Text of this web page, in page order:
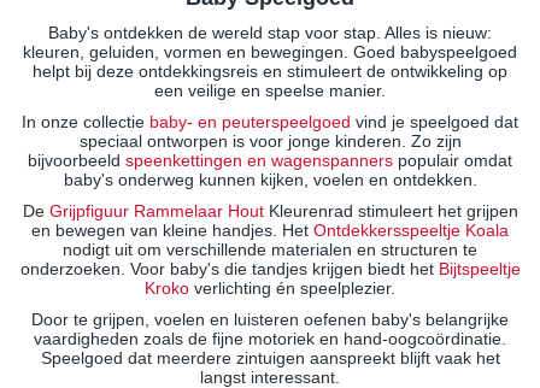
Baby's ontdekken de wereld stap voor stap. Alles is nieuw:
kleuren, geluiden, vormen en bewegingen. Goed babyspeelgoed
helpt bij deze ontdekkingsreis en stimuleert de ontwikkeling op
een veilige en speelse manier.
In onze collectie baby- en peuterspeelgoed vind je speelgoed dat
speciaal ontworpen is voor jonge kinderen. Zo zijn
bijvoorbeeld speenkettingen en wagenspanners populair omdat
baby's onderweg kunnen kijken, voelen en ontdekken.
De Grijpfiguur Rammelaar HoutKleurenrad stimuleert het grijpen
en bewegen van kleine handjes. Het Ontdekkersspeeltje Koala
nodigt uit om verschillende materialen en structuren te
onderzoeken. Voor baby's die tandjes krijgen biedt het Bijtspeeltje
Kroko verlichting én speelplezier.
Door te grijpen, voelen en luisteren oefenen baby's belangrijke
vaardigheden zoals de fijne motoriek en hand-oogcoördinatie.
Speelgoed dat meerdere zintuigen aanspreekt blijft vaak het
langst interessant.